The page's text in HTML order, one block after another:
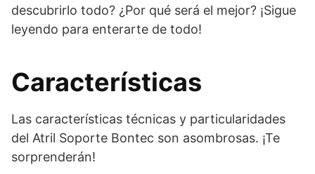
descubrirlo todo? ¿Por qué será el mejor? ¡Sigue
leyendo para enterarte de todo!
Características
Las características técnicas y particularidades
del Atril Soporte Bontec son asombrosas. ¡Te
sorprenderán!